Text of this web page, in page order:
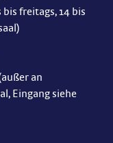
freitags, 14 bis
an
Eingang siehe